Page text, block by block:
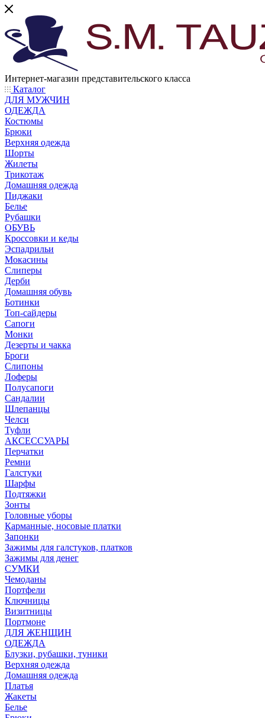
Интернет-магазин представительского класса
Каталог
ДЛЯ МУЖЧИН
ОДЕЖДА
Костюмы
Брюки
Верхняя одежда
Шорты
Жилеты
Трикотаж
Домашняя одежда
Пиджаки
Белье
Рубашки
ОБУВЬ
Кроссовки и кеды
Эспадрильи
Мокасины
Слиперы
Дерби
Домашняя обувь
Ботинки
Топ-сайдеры
Сапоги
Монки
Дезерты и чакка
Броги
Слипоны
Лоферы
Полусапоги
Сандалии
Шлепанцы
Челси
Туфли
АКСЕССУАРЫ
Перчатки
Ремни
Галстуки
Шарфы
Подтяжки
Зонты
Головные уборы
Карманные, носовые платки
Запонки
Зажимы для галстуков, платков
Зажимы для денег
СУМКИ
Чемоданы
Портфели
Ключницы
Визитницы
Портмоне
ДЛЯ ЖЕНЩИН
ОДЕЖДА
Блузки, рубашки, туники
Верхняя одежда
Домашняя одежда
Платья
Жакеты
Белье